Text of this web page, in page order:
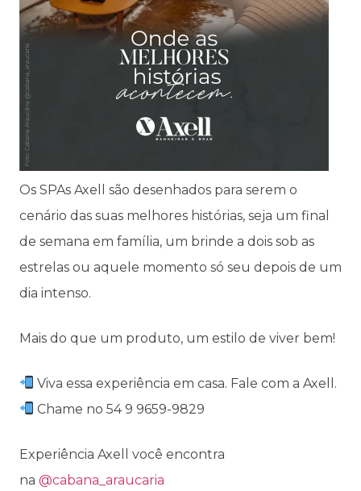
Os SPAs Axell são desenhados para serem o
cenário das suas melhores histórias, seja um final
de semana em família, um brinde a dois sob as
estrelas ou aquele momento só seu depois de um
dia intenso.
Mais do que um produto, um estilo de viver bem!
Viva essa experiência em casa. Fale com a Axell.
Chame no 54 9 9659-9829
Experiência Axell você encontra
na @cabana_araucaria